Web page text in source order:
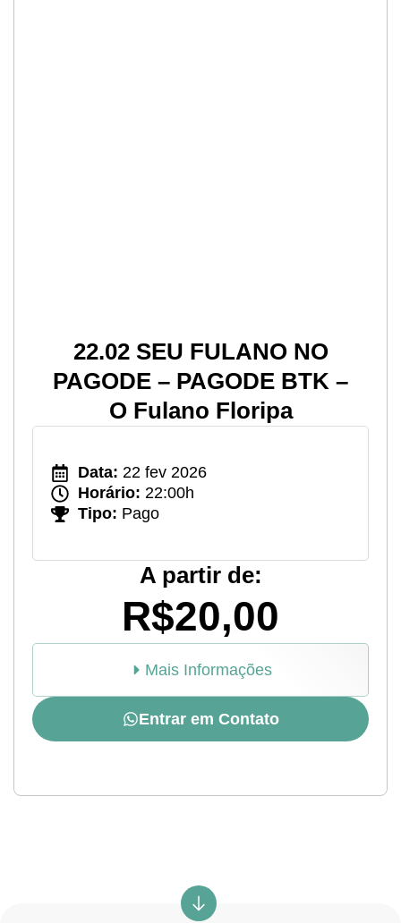
22.02 SEU FULANO NO
PAGODE – PAGODE BTK –
O Fulano Floripa
Data: 22 fev 2026
Horário: 22:00h
Tipo: Pago
A partir de:
R$20,00
Mais Informações
Entrar em Contato